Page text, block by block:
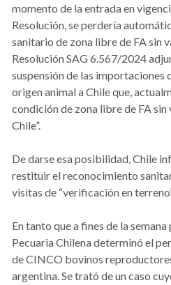
momento de la entrada en
Resolución, se perdería
sanitario de zona libre de FA sin
Resolución SAG 6.567/2024
suspensión de las importaciones
origen animal a Chile que,
condición de zona libre de FA
Chile”.
De darse esa posibilidad, Chile
restituir el reconocimiento
visitas de “verificación en
En tanto que a fines de la
Pecuaria Chilena determinó el
de CINCO bovinos
argentina. Se trató de un caso